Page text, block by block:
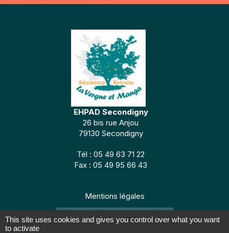
EHPAD Secondigny
26 bis rue Anjou
79130 Secondigny
Tél : 05 49 63 71 22
Fax : 05 49 95 66 43
Mentions légales
CONCEPTION : TABULARASA
This site uses cookies and gives you control over what you want
to activate